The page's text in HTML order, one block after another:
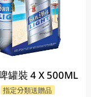
罐裝 4 X 500ML
指定分類送贈品